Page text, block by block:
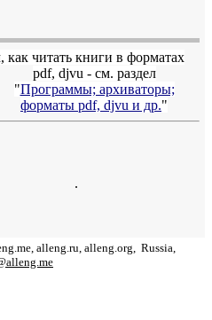
как читать книги в форматах
pdf, djvu - см. раздел
"Программы; архиваторы;
форматы pdf, djvu и др."
.
alleng.ru, alleng.org, Russia,